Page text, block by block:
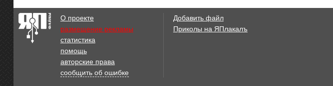
ДТП пешеходный
переход Котельники
О проекте
размещение рекламы
статистика
помощь
авторские права
сообщить об ошибке
Добавить файл
Приколы на ЯПлакалъ